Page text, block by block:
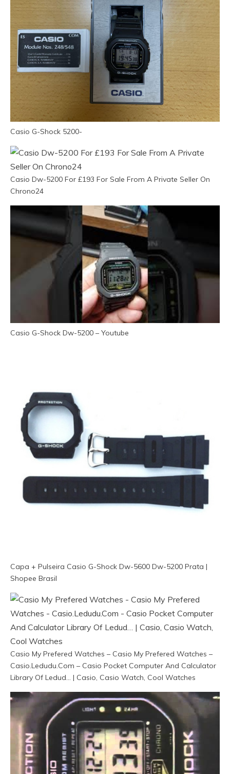
Casio G-Shock 5200-
Casio Dw-5200 For £193 For Sale From A Private Seller On
Chrono24
Casio G-Shock Dw-5200 – Youtube
Capa + Pulseira Casio G-Shock Dw-5600 Dw-5200 Prata |
Shopee Brasil
Casio My Prefered Watches – Casio My Prefered Watches –
Casio.Ledudu.Com – Casio Pocket Computer And Calculator
Library Of Ledud… | Casio, Casio Watch, Cool Watches